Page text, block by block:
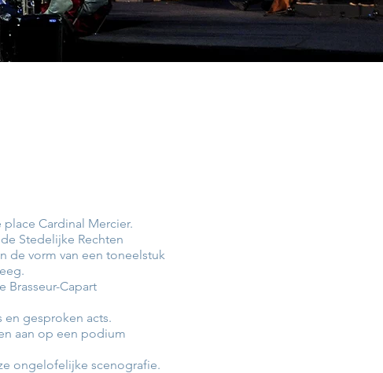
Cardinal Mercier.
Stedelijke Rechten
de vorm van een toneelstuk
Brasseur-Capart
en gesproken acts.
aan op een podium
ongelofelijke scenografie.